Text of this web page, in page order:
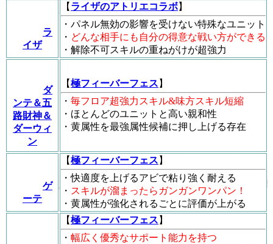
ラ
イザ
【 ライザのアトリエコラボ】
・パネル無効の影響を受けない特殊なユニット
・ どんな相手にも自分の得意な戦い方ができる
・解除不可スキルの重ねがけが超強力
ダ
ンテ＆五
路財神＆
ダーウィ
ン
【極フィーバーフェス 】
・ 毎フロア超強力スキル&味方スキル短縮
・ほとんどのユニットと高い親和性
・黄属性を最強属性候補に押し上げる存在
ゲ
ーテ
【極フィーバーフェス 】
・快適度を上げるアビで粘り強く耐える
・ スキルが溜まったらガンガンワンパン！
・黄属性が強化されるごとに評価が上がる
【極フィーバーフェス 】
・ 幅広く優秀なサポート能力を持つ